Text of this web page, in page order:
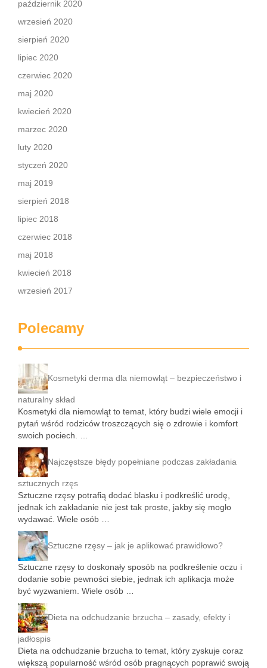
październik 2020
wrzesień 2020
sierpień 2020
lipiec 2020
czerwiec 2020
maj 2020
kwiecień 2020
marzec 2020
luty 2020
styczeń 2020
maj 2019
sierpień 2018
lipiec 2018
czerwiec 2018
maj 2018
kwiecień 2018
wrzesień 2017
Polecamy
Kosmetyki derma dla niemowląt – bezpieczeństwo i
naturalny skład
Kosmetyki dla niemowląt to temat, który budzi wiele emocji i
pytań wśród rodziców troszczących się o zdrowie i komfort
swoich pociech. …
Najczęstsze błędy popełniane podczas zakładania
sztucznych rzęs
Sztuczne rzęsy potrafią dodać blasku i podkreślić urodę,
jednak ich zakładanie nie jest tak proste, jakby się mogło
wydawać. Wiele osób …
Sztuczne rzęsy – jak je aplikować prawidłowo?
Sztuczne rzęsy to doskonały sposób na podkreślenie oczu i
dodanie sobie pewności siebie, jednak ich aplikacja może
być wyzwaniem. Wiele osób …
Dieta na odchudzanie brzucha – zasady, efekty i
jadłospis
Dieta na odchudzanie brzucha to temat, który zyskuje coraz
większą popularność wśród osób pragnących poprawić swoją